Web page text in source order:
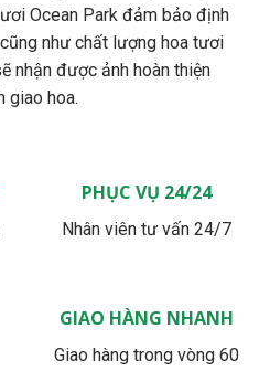
Ocean Park đảm bảo định
như chất lượng hoa tươi
nhận được ảnh hoàn thiện
giao hoa.
PHỤC VỤ 24/24
Nhân viên tư vấn 24/7
GIAO HÀNG NHANH
Giao hàng trong vòng 60